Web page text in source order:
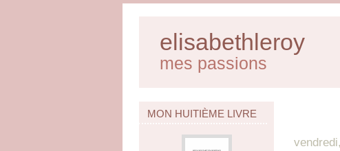
elisabethleroy
mes passions
MON HUITIÈME LIVRE